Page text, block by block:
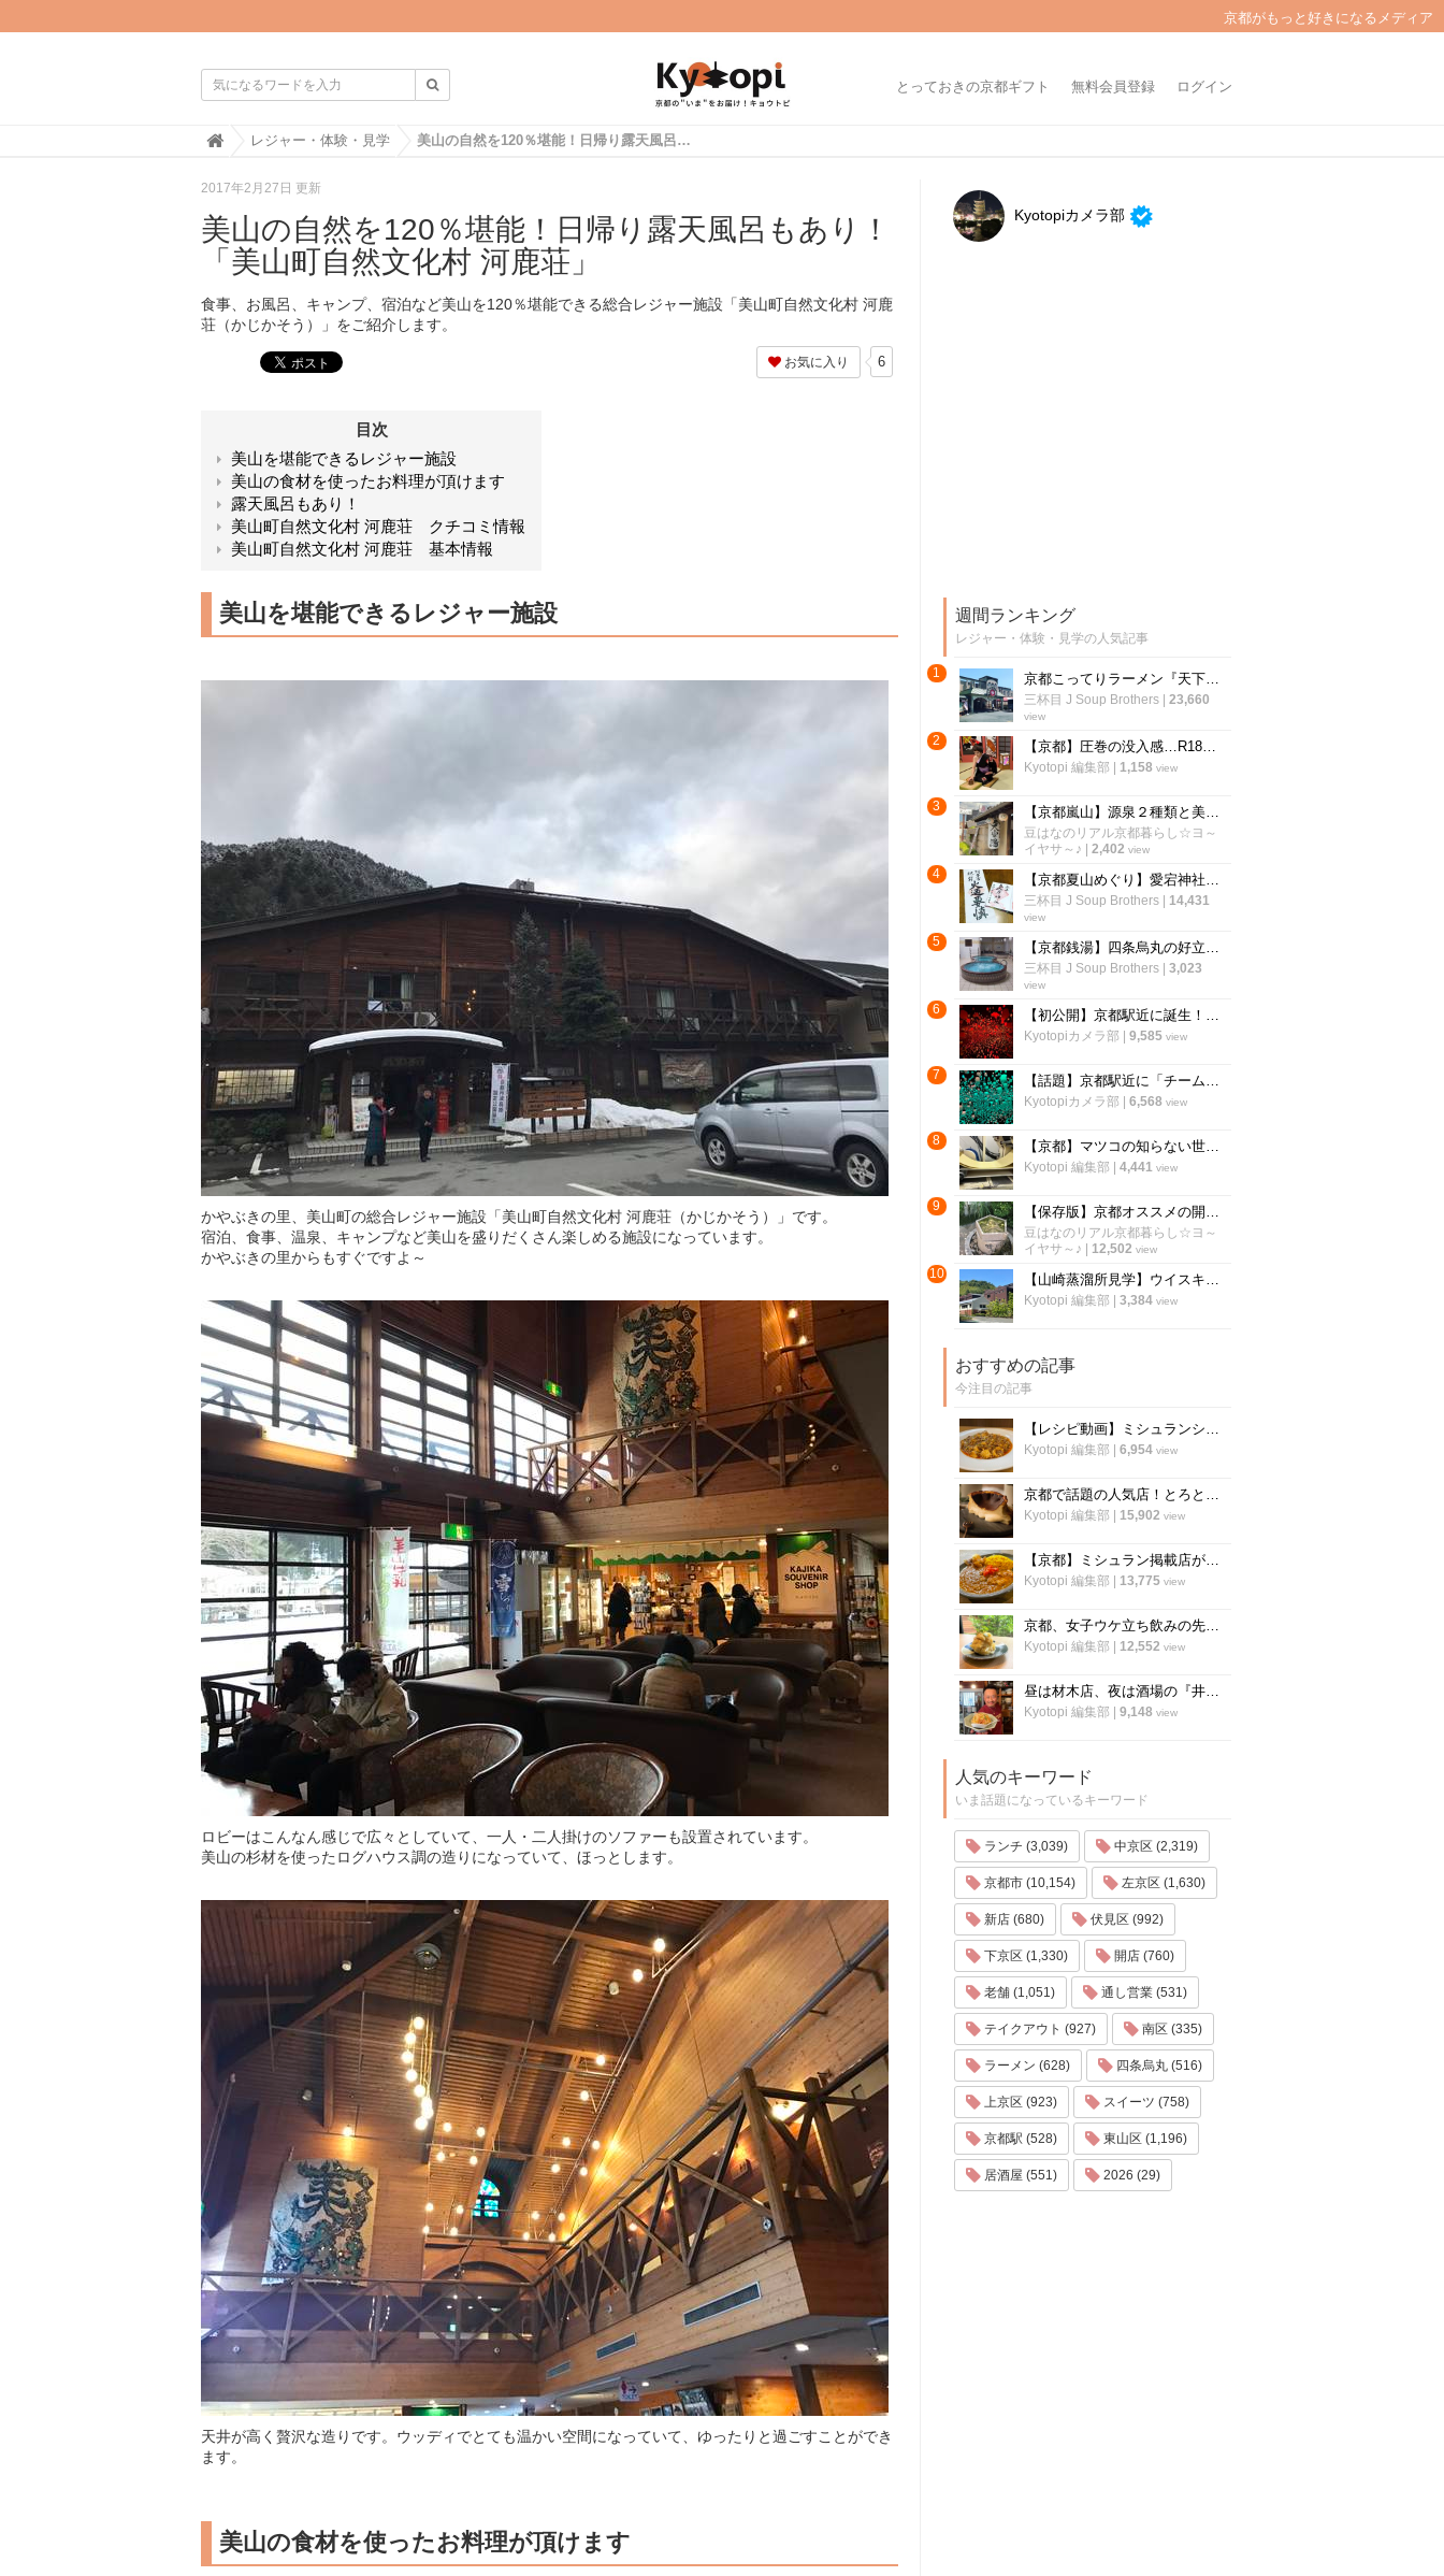
京都がもっと好きになるメディア
とっておきの京都ギフト 無料会員登録 ログイン
H
e
レジャー・体験・見学 美山の自然を120％堪能！日帰り露天風呂もあり！「美山町自然文化村 河鹿荘」
2017年2月27日 更新
美山の自然を120％堪能！日帰り露天風呂もあり！
「美山町自然文化村 河鹿荘」
食事、お風呂、キャンプ、宿泊など美山を120％堪能できる総合レジャー施設「美山町自然文化村 河鹿
荘（かじかそう）」をご紹介します。
お気に入り 6
目次
美山を堪能できるレジャー施設
美山の食材を使ったお料理が頂けます
露天風呂もあり！
美山町自然文化村 河鹿荘 クチコミ情報
美山町自然文化村 河鹿荘 基本情報
美山を堪能できるレジャー施設
かやぶきの里、美山町の総合レジャー施設「美山町自然文化村 河鹿荘（かじかそう）」です。
宿泊、食事、温泉、キャンプなど美山を盛りだくさん楽しめる施設になっています。
かやぶきの里からもすぐですよ～
ロビーはこんなん感じで広々としていて、一人・二人掛けのソファーも設置されています。
美山の杉材を使ったログハウス調の造りになっていて、ほっとします。
天井が高く贅沢な造りです。ウッディでとても温かい空間になっていて、ゆったりと過ごすことができ
ます。
美山の食材を使ったお料理が頂けます
Kyotopiカメラ部
週間ランキング
レジャー・体験・見学の人気記事
1 京都こってりラーメン『天下一品』運営の温泉施設！丸一日過ごしたい岩盤浴「スパリゾート雄琴あがりゃんせ」
三杯目 J Soup Brothers| 23,660
view
2 【京都】圧巻の没入感…R18ゾーンも登場！大人が楽しめるナイト営業も「太秦映画村」
Kyotopi 編集部 1,158 view
3 【京都嵐山】源泉２種類と美容アメニティ人気☆サウナ＆夏限定露天風呂も「さがの温泉天山の湯」
豆はなのリアル京都暮らし☆ヨ～
イヤサ～♪
2,402 view
4 【京都夏山めぐり】愛宕神社『火廼要慎』札でおなじみの霊山！毎年恒例『千日詣』準備も着々と☆「愛宕山」
三杯目 J Soup Brothers| 14,431
view
5 【京都銭湯】四条烏丸の好立地！祇園祭合間にサッパリ一風呂☆サウナ＆露天風呂充実「白山湯」
三杯目 J Soup Brothers| 3,023
view
6 【初公開】京都駅近に誕生！「チームラボ」の最新巨大アート空間を一足先に体験
Kyotopiカメラ部 9,585 view
7 【話題】京都駅近に「チームラボ」が上陸！国内最大規模の新施設で体感する五感のアート空間
Kyotopiカメラ部 6,568 view
8 【京都】マツコの知らない世界にも登場！ラーメンを支える老舗製麺所「麺屋棣鄂」に潜入
Kyotopi 編集部 4,441 view
9 【保存版】京都オススメの開運占い！京都人御用達神社から有名鑑定士まで☆【5スポット】
豆はなのリアル京都暮らし☆ヨ～
イヤサ～♪
12,502 view
10 【山崎蒸溜所見学】ウイスキー好きは必訪！レア山崎も試飲もできる！
Kyotopi 編集部 3,384 view
おすすめの記事
今注目の記事
【レシピ動画】ミシュランシェフ直伝レシピ！絶品、麻婆豆腐の作り方『中国料理 菜格』
Kyotopi 編集部 6,954 view
京都で話題の人気店！とろとろ濃厚バスクチーズケーキの作り方〜「フォーチュンガーデン京都」
Kyotopi 編集部 15,902 view
【京都】ミシュラン掲載店がスパイスカレーのレシピ公開！カレー専門店「カレープラント」スパイスカレーのレシピ公開！
Kyotopi 編集部 13,775 view
京都、女子ウケ立ち飲みの先駆者「すいば」の人気メニュー『ポテトサラダ』の作り方
Kyotopi 編集部 12,552 view
昼は材木店、夜は酒場の『井倉木材』が教える「裏技チャーハン（焼き飯）」の作り方！
Kyotopi 編集部 9,148 view
人気のキーワード
いま話題になっているキーワード
ランチ (3,039) 中京区 (2,319)
京都市 (10,154) 左京区 (1,630)
新店 (680) 伏見区 (992)
下京区 (1,330) 開店 (760)
老舗 (1,051) 通し営業 (531)
テイクアウト (927) 南区 (335)
ラーメン (628) 四条烏丸 (516)
上京区 (923) スイーツ (758)
京都駅 (528) 東山区 (1,196)
居酒屋 (551) 2026 (29)